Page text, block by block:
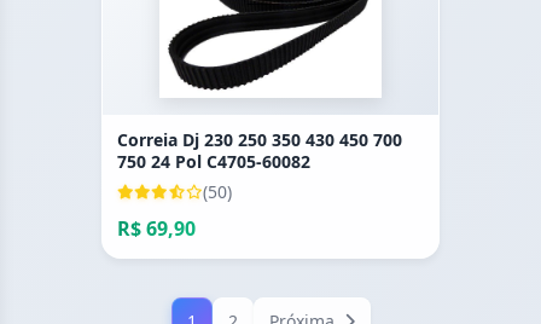
Correia Dj 230 250 350 430 450 700
750 24 Pol C4705-60082
(50)
R$ 69,90